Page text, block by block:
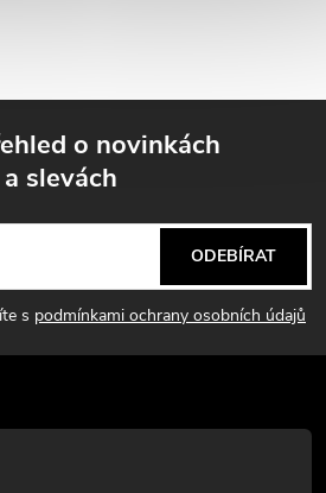
o novinkách
a slevách
s podmínkami ochrany osobních údajů
ODEBÍRAT